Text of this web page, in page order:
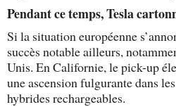
Pendant ce temps, Tesla
Si la situation européenne
succès notable ailleurs,
Unis. En Californie, le pick-up
une ascension fulgurante dans
hybrides rechargeables.